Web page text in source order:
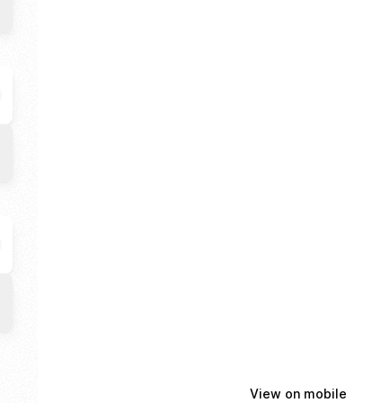
View on mobile